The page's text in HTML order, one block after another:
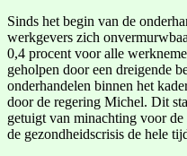
Sinds het begin van de
werkgevers zich
0,4 procent voor alle
geholpen door een dreigende
onderhandelen binnen het
door de regering Michel. Dit
getuigt van minachting voor
de gezondheidscrisis de hele